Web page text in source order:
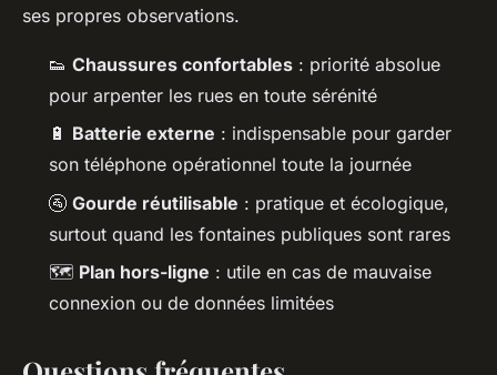
ses propres observations.
👟 Chaussures confortables : priorité absolue
pour arpenter les rues en toute sérénité
🔋 Batterie externe : indispensable pour garder
son téléphone opérationnel toute la journée
🚰 Gourde réutilisable : pratique et écologique,
surtout quand les fontaines publiques sont rares
🗺️ Plan hors-ligne : utile en cas de mauvaise
connexion ou de données limitées